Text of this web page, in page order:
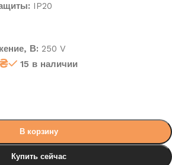
IP20
В: 250 V
₴
15 в наличии
В корзину
Купить сейчас